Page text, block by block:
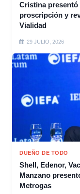
Cristina presentó
proscripción y
Vialidad
29 JULIO, 2026
DUEÑO DE TODO
Shell, Edenor,
Manzano
Metrogas